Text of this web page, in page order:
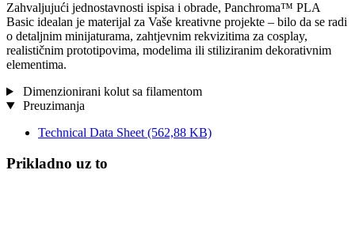
Zahvaljujući jednostavnosti ispisa i obrade, Panchroma™ PLA
Basic idealan je materijal za Vaše kreativne projekte – bilo da se radi
o detaljnim minijaturama, zahtjevnim rekvizitima za cosplay,
realističnim prototipovima, modelima ili stiliziranim dekorativnim
elementima.
Dimenzionirani kolut sa filamentom
Preuzimanja
Technical Data Sheet (562,88 KB)
Prikladno uz to